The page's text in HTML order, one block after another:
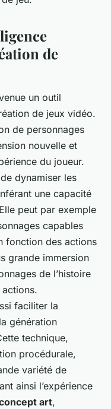
de
un outil
de jeux vidéo.
de personnages
nouvelle et
du joueur.
dynamiser les
une capacité
peut par exemple
capables
fonction des actions
grande immersion
de l’histoire
faciliter la
génération
technique,
procédurale,
variété de
ainsi l’expérience
art,